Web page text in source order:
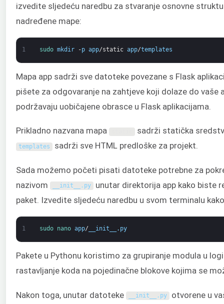
izvedite sljedeću naredbu za stvaranje osnovne
nadređene mape:
1 sudo mkdir -p app/static app/templates
Mapa app sadrži sve datoteke povezane s Flask
pišete za odgovaranje na zahtjeve koji dolaze do
podržavaju uobičajene obrasce u Flask aplikacijama.
Prikladno nazvana mapa sadrži statička
templates sadrži sve HTML predloške za projekt.
Sada možemo početi pisati datoteke potrebne za
nazivom
__init__ . py unutar direktorija app kako biste
paket. Izvedite sljedeću naredbu u svom terminalu
1 sudo nano app/ __init__ . py
Pakete u Pythonu koristimo za grupiranje modula u
rastavljanje koda na pojedinačne blokove kojima se
Nakon toga, unutar datoteke __init__ . py otvorene u